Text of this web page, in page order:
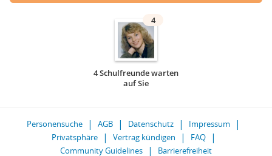
4
4 Schulfreunde warten
auf Sie
Personensuche AGB Datenschutz
Impressum
Privatsphäre
Vertrag kündigen
FAQ
Community Guidelines
Barrierefreiheit